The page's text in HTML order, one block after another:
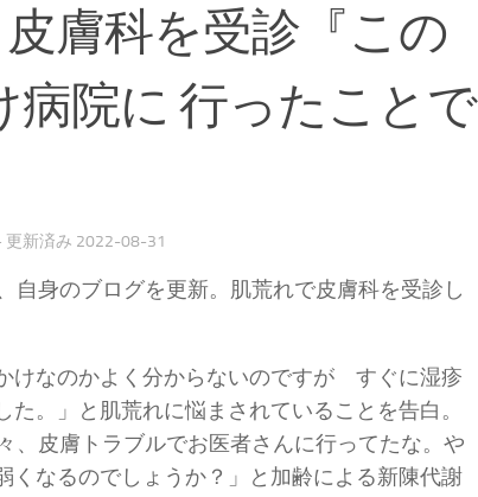
膚科を受診『この
病院に 行ったことで
· 更新済み 2022-08-31
自身のブログを更新。肌荒れで皮膚科を受診し
けなのかよく分からないのですが すぐに湿疹
。」と肌荒れに悩まされていることを告白。
、皮膚トラブルでお医者さんに行ってたな。や
くなるのでしょうか？」と加齢による新陳代謝